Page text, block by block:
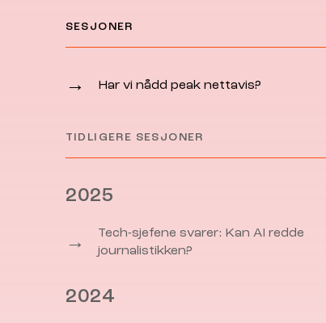
SESJONER
→ Har vi nådd peak nettavis?
TIDLIGERE SESJONER
2025
→
Tech-sjefene svarer: Kan AI redde
journalistikken?
2024